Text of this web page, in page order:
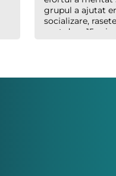
grupul a ajutat
socializare,
sunt doar 15